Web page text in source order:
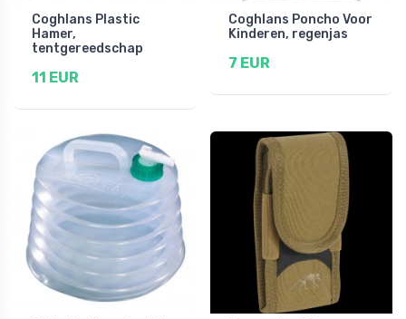
Coghlans Plastic
Hamer,
tentgereedschap
11 EUR
Coghlans Poncho Voor
Kinderen, regenjas
7 EUR